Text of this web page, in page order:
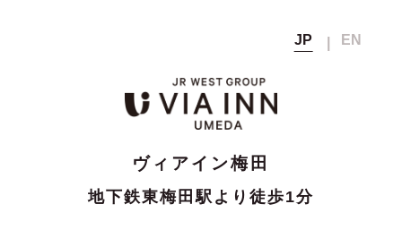
JP EN
ヴィアイン梅田
地下鉄東梅田駅より徒歩1分
Breakfast朝食
宿泊予約
公式サイト
ベストレート保証から
通常料金
会員メニュー
会員マイページ